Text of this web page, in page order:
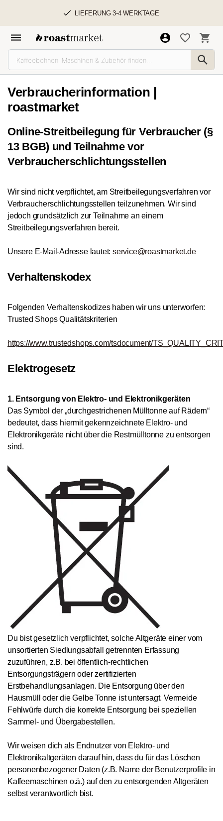
LIEFERUNG 3-4 WERKTAGE
Verbraucherinformation |
roastmarket
Online-Streitbeilegung für Verbraucher (§
13 BGB) und Teilnahme vor
Verbraucherschlichtungsstellen
Wir sind nicht verpflichtet, am Streitbeilegungsverfahren vor
Verbraucherschlichtungsstellen teilzunehmen. Wir sind
jedoch grundsätzlich zur Teilnahme an einem
Streitbeilegungsverfahren bereit.
Unsere E-Mail-Adresse lautet:service@roastmarket.de
Verhaltenskodex
Folgenden Verhaltenskodizes haben wir uns unterworfen:
Trusted Shops Qualitätskriterien
https://www.trustedshops.com/tsdocument/
Elektrogesetz
1. Entsorgung von Elektro- und Elektronikgeräten
Das Symbol der „durchgestrichenen Mülltonne auf Rädern“
bedeutet, dass hiermit gekennzeichnete Elektro- und
Elektronikgeräte nicht über die Restmülltonne zu entsorgen
sind.
Du bist gesetzlich verpflichtet, solche Altgeräte einer vom
unsortierten Siedlungsabfall getrennten Erfassung
zuzuführen, z.B. bei öffentlich-rechtlichen
Entsorgungsträgern oder zertifizierten
Erstbehandlungsanlagen. Die Entsorgung über den
Hausmüll oder die Gelbe Tonne ist untersagt. Vermeide
Fehlwürfe durch die korrekte Entsorgung bei speziellen
Sammel- und Übergabestellen.
Wir weisen dich als Endnutzer von Elektro- und
Elektronikaltgeräten darauf hin, dass du für das Löschen
personenbezogener Daten (z.B. Name der Benutzerprofile in
Kaffeemaschinen o.ä.) auf den zu entsorgenden Altgeräten
selbst verantwortlich bist.